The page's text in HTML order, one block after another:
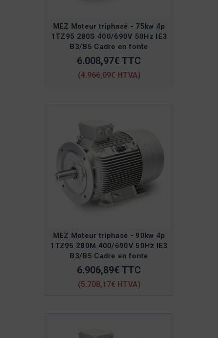
MEZ Moteur triphasé - 75kw 4p
1TZ95 280S 400/690V 50Hz IE3
B3/B5 Cadre en fonte
6.008,97€ TTC
(4.966,09€ HTVA)
MEZ Moteur triphasé - 90kw 4p
1TZ95 280M 400/690V 50Hz IE3
B3/B5 Cadre en fonte
6.906,89€ TTC
(5.708,17€ HTVA)